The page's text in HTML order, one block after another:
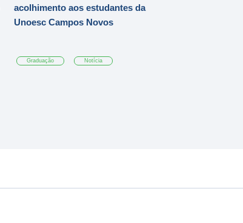
acolhimento aos estudantes da
Unoesc Campos Novos
Graduação Notícia